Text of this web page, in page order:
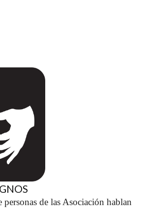
de las Asociación hablan